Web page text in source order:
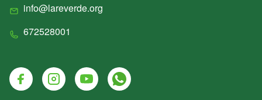
info@lareverde.org
672528001
FacebookInstagram
YoutubeWhatsapp